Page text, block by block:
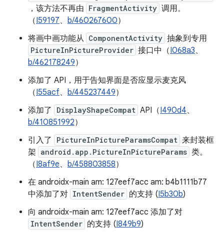
，该方法不再由 FragmentActivity 调用。
（I59197、 b/460267600）
将画中画功能从 ComponentActivity 抽象到专用
PictureInPictureProvider 接口中（I068a3、
b/462178249）
添加了 API，用于告知界面是否应显示麦克风
（I55acf、 b/445237449）
添加了
DisplayShapeCompat API（I490d4、
b/410851992）
引入了
PictureInPictureParamsCompat 来封装框
架 android.app.PictureInPictureParams 类。
（I8af9e、 b/458803858）
在 androidx-main am: 127eef7acc am: b4b1111b77
中添加了对 IntentSender 的支持 (I5b30b)
向 androidx-main am: 127eef7acc 添加了对
IntentSender 的支持 (I849b9)